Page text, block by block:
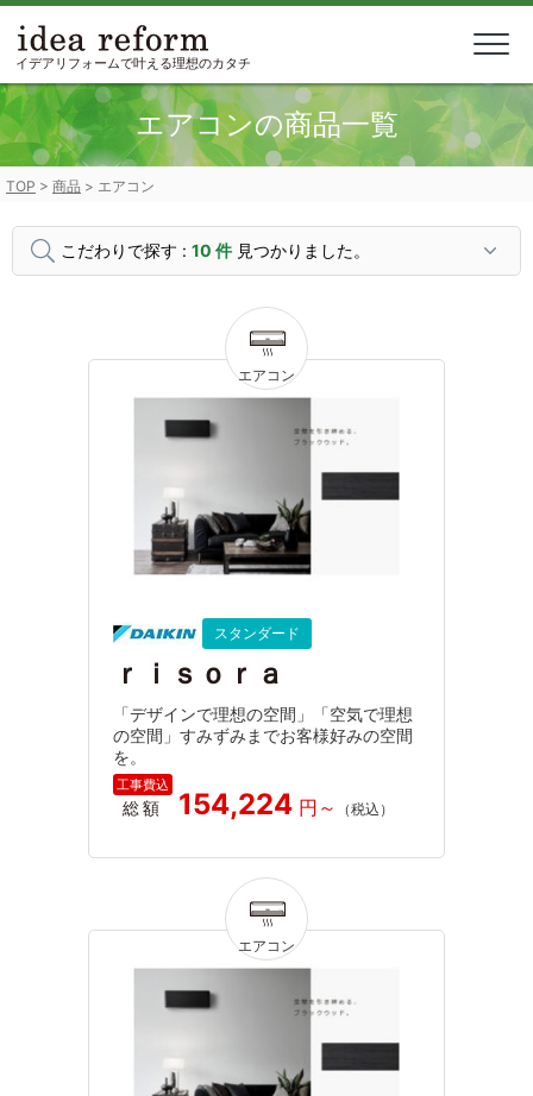
Skip
content
イデアリフォームで叶える理想のカタチ
エアコンの商品一覧
TOP > 商品 > エアコン
こだわりで探す : 10 件 見つかりました。
スタンダード
ｒｉｓｏｒａ
「デザインで理想の空間」「空気で理想
の空間」すみずみまでお客様好みの空間
を。
総額 154,224